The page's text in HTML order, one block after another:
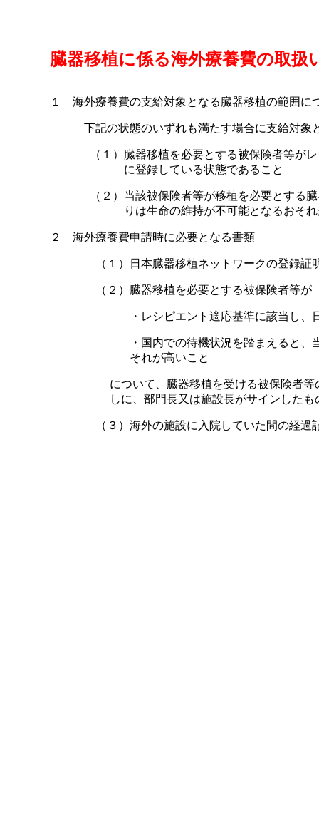
臓器移植に係る海外療養費の取扱
１ 海外療養費の支給対象となる臓器移植の範囲に
下記の状態のいずれも満たす場合に支給対象
（１）臓器移植を必要とする被保険者等
に登録している状態であること
（２）当該被保険者等が移植を必要とする
りは生命の維持が不可能となるおそ
２ 海外療養費申請時に必要となる書類
（１）日本臓器移植ネットワークの登録証
（２）臓器移植を必要とする被保険者等が
・レシピエント適応基準に該当し
・国内での待機状況を踏まえると
それが高いこと
について、臓器移植を受ける被保険者
しに、部門長又は施設長がサインしたも
（３）海外の施設に入院していた間の経過